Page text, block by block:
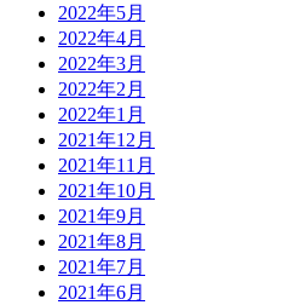
2022年5月
2022年4月
2022年3月
2022年2月
2022年1月
2021年12月
2021年11月
2021年10月
2021年9月
2021年8月
2021年7月
2021年6月